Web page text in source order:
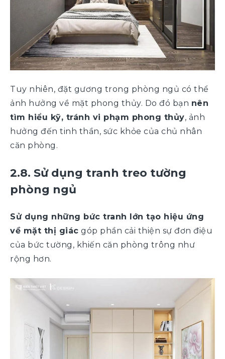
Tuy nhiên, đặt gương trong phòng ngủ có thể
ảnh hưởng về mặt phong thủy. Do đó bạn nên
tìm hiểu kỹ, tránh vi phạm phong thủy, ảnh
hưởng đến tinh thần, sức khỏe của chủ nhân
căn phòng.
2.8. Sử dụng tranh treo tường
phòng ngủ
Sử dụng những bức tranh lớn tạo hiệu ứng
về mặt thị giác góp phần cải thiện sự đơn điệu
của bức tường, khiến căn phòng trông như
rộng hơn.